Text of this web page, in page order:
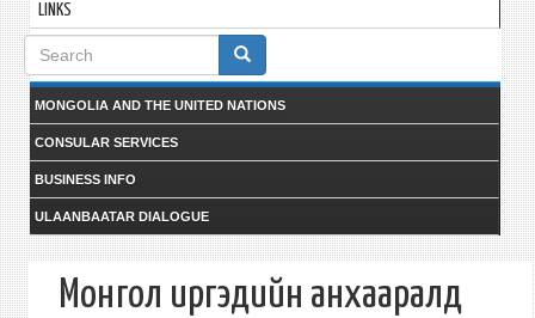
LINKS
Search
form
MONGOLIA AND THE UNITED NATIONS
CONSULAR SERVICES
BUSINESS INFO
ULAANBAATAR DIALOGUE
Монгол иргэдийн анхааралд